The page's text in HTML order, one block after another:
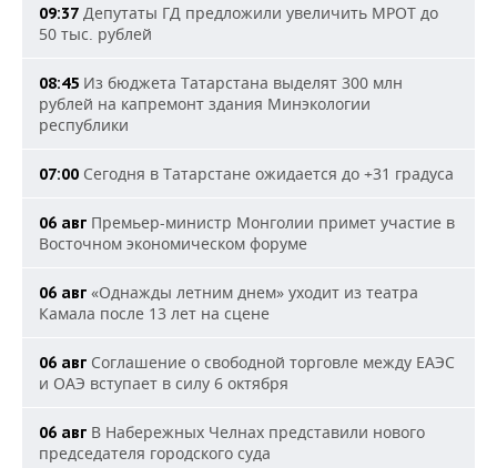
09:37 Депутаты ГД предложили увеличить МРОТ до
50 тыс. рублей
08:45 Из бюджета Татарстана выделят 300 млн
рублей на капремонт здания Минэкологии
республики
07:00 Сегодня в Татарстане ожидается до +31 градуса
06 авг Премьер-министр Монголии примет участие в
Восточном экономическом форуме
06 авг «Однажды летним днем» уходит из театра
Камала после 13 лет на сцене
06 авг Соглашение о свободной торговле между ЕАЭС
и ОАЭ вступает в силу 6 октября
06 авг В Набережных Челнах представили нового
председателя городского суда